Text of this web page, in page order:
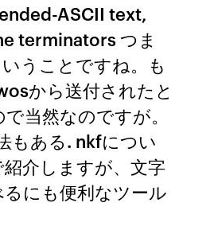
ASCII text,
terminators つま
うことですね。も
から送付されたと
当然なのですが。
もある. nkfについ
介しますが、文字
にも便利なツール